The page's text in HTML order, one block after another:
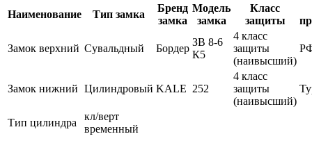
Наименование
Тип замка
Бренд
замка
Модель
замка
Класс
защиты
Замок верхний Сувальдный Бордер
ЗВ 8-6
К5
4 класс
защиты
(наивысший)
Замок нижний Цилиндровый KALE 252
4 класс
защиты
(наивысший)
Тип цилиндра
кл/верт
временный